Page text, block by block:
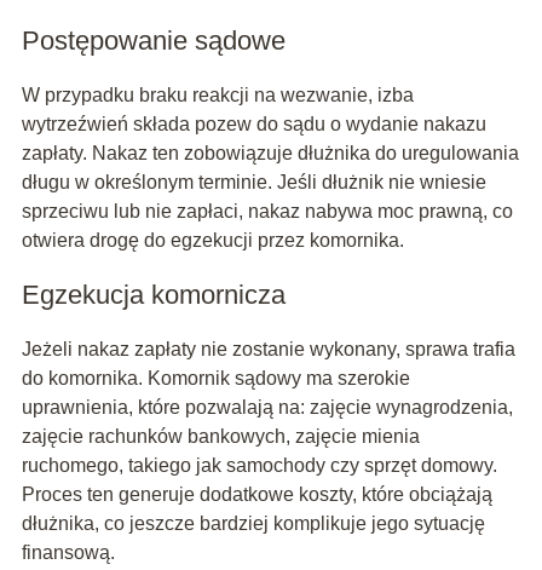
Postępowanie sądowe
W przypadku braku reakcji na wezwanie, izba
wytrzeźwień składa pozew do sądu o wydanie nakazu
zapłaty. Nakaz ten zobowiązuje dłużnika do uregulowania
długu w określonym terminie. Jeśli dłużnik nie wniesie
sprzeciwu lub nie zapłaci, nakaz nabywa moc prawną, co
otwiera drogę do egzekucji przez komornika.
Egzekucja komornicza
Jeżeli nakaz zapłaty nie zostanie wykonany, sprawa trafia
do komornika. Komornik sądowy ma szerokie
uprawnienia, które pozwalają na: zajęcie wynagrodzenia,
zajęcie rachunków bankowych, zajęcie mienia
ruchomego, takiego jak samochody czy sprzęt domowy.
Proces ten generuje dodatkowe koszty, które obciążają
dłużnika, co jeszcze bardziej komplikuje jego sytuację
finansową.